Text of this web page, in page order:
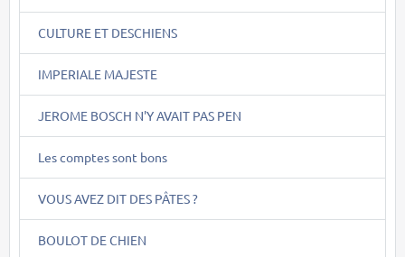
CULTURE ET DESCHIENS
IMPERIALE MAJESTE
JEROME BOSCH N'Y AVAIT PAS PEN
Les comptes sont bons
VOUS AVEZ DIT DES PÂTES ?
BOULOT DE CHIEN